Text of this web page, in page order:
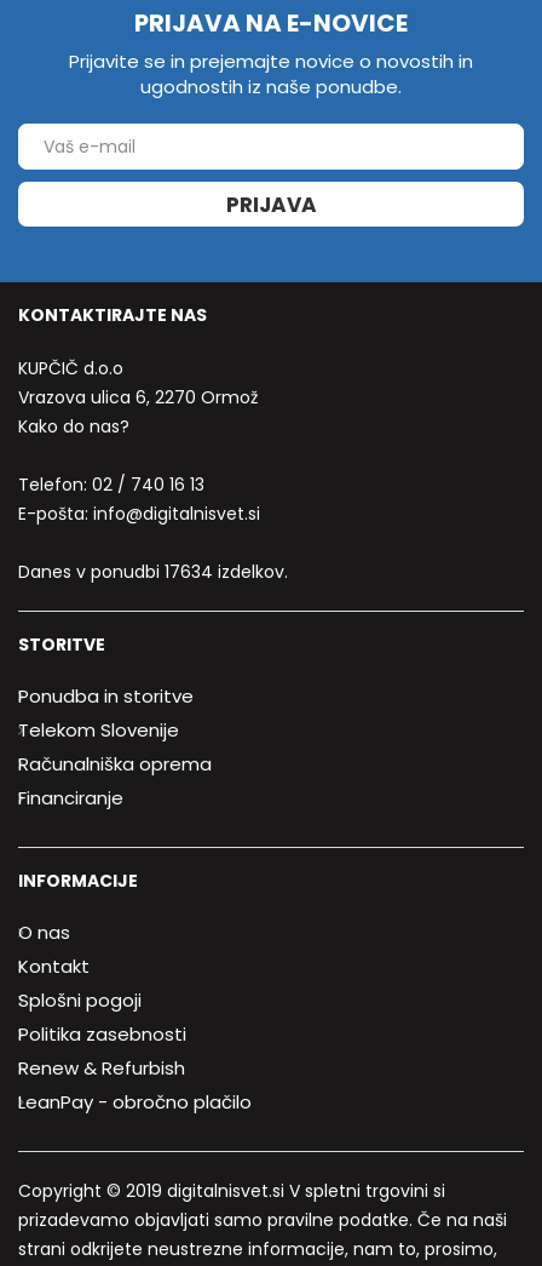
PRIJAVA NA E-NOVICE
Prijavite se in prejemajte novice o novostih in
ugodnostih iz naše ponudbe.
PRIJAVA
KONTAKTIRAJTE NAS
KUPČIČ d.o.o
Vrazova ulica 6, 2270 Ormož
Kako do nas?
Telefon: 02 / 740 16 13
E-pošta: info@digitalnisvet.si
Danes v ponudbi 17634 izdelkov.
STORITVE
Ponudba in storitve
Telekom Slovenije
Računalniška oprema
Financiranje
INFORMACIJE
O nas
Kontakt
Splošni pogoji
Politika zasebnosti
Renew & Refurbish
LeanPay - obročno plačilo
Copyright © 2019 digitalnisvet.si V spletni trgovini si
prizadevamo objavljati samo pravilne podatke. Če na naši
strani odkrijete neustrezne informacije, nam to, prosimo,